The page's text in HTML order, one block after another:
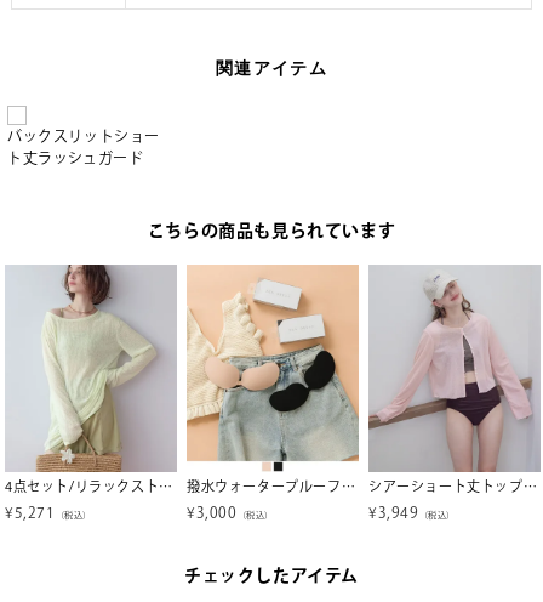
関連アイテム
バックスリットショー
ト丈ラッシュガード
こちらの商品も見られています
4点セット/リラックストップス&ショートパンツ付ビキニ/水着【SEADRESS シードレス】
¥ 5,271 （税込）
撥水ウォータープルーフヌードブラ/水着【SEADRESS シードレス】
¥ 3,000 （税込）
シアーショート丈トップス/ラッシュガード【SEADRESS シードレス】【メール便可／100】
¥ 3,949 （税込）
チェックしたアイテム